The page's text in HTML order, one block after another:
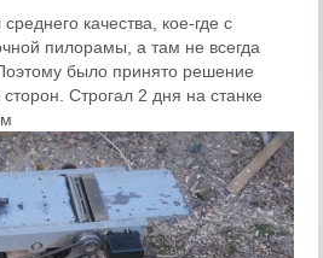
качества, кое-где с
пилорамы, а там не всегда
было принято решение
сторон. Строгал 2 дня на станке